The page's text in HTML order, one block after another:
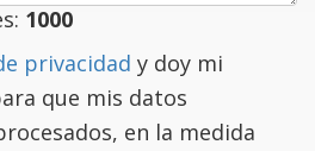
1000
privacidad y doy mi
que mis datos
en la medida